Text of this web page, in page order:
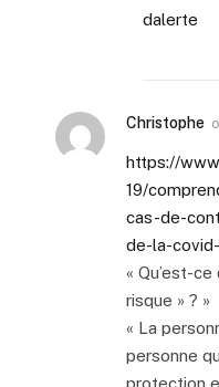
dalerte
Christophe
https://
19/
cas-de-
de-la-covid-
« Qu’est-
risque » ? »
« La
personne
protection